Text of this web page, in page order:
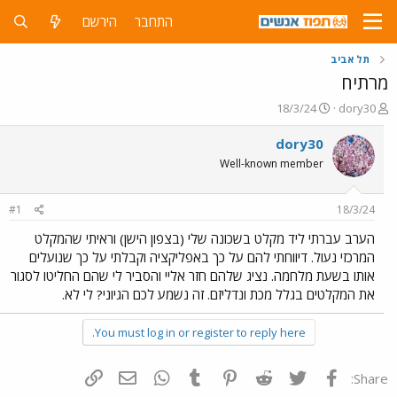
התחבר הירשם
תל אביב
מרתיח
פ
ו
ת
ח
ה
ש
א
dory30
פ
ו
ר
ם
ר
י
ך
18/3/24
dory30
Well-known member
18/3/24
#1
הערב עברתי ליד מקלט בשכונה שלי (בצפון הישן) וראיתי שהמקלט
המרכזי נעול. דיווחתי להם על כך באפליקציה וקבלתי על כך שנועלים
אותו בשעת מלחמה. נציג שלהם חזר אליי והסביר לי שהם החליטו לסגור
את המקלטים בגלל מכת ונדליזם. זה נשמע לכם הגיוני? לי לא.
You must log in or register to reply here.
Share: פייסבוק Twitter
Reddit
Pinterest
Tumblr
WhatsAppדואר אלקטרוני